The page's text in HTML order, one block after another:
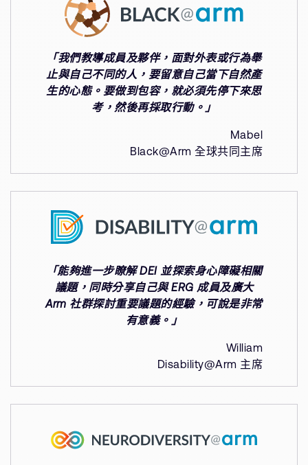
「我們教導成員及夥伴，面對外表或行為舉
止與自己不同的人，要留意自己當下自然產
生的心態。要做到包容，就必須先停下來思
考，然後再採取行動。」
Mabel
Black@Arm 全球共同主席
「能夠進一步瞭解 DEI 並探索身心障礙相關
議題，同時分享自己與 ERG 成員及廣大
Arm 社群探討重要議題的經驗，可說是非常
有意義。」
William
Disability@Arm 主席